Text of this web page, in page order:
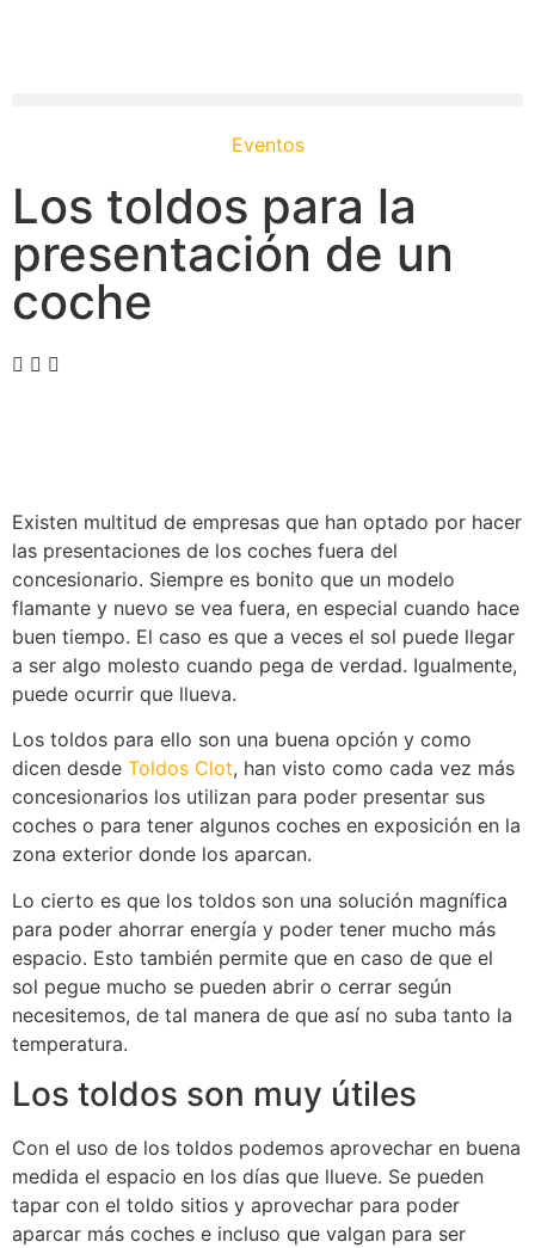
Eventos
Los toldos para la
presentación de un
coche
Existen multitud de empresas que han optado por hacer
las presentaciones de los coches fuera del
concesionario. Siempre es bonito que un modelo
flamante y nuevo se vea fuera, en especial cuando hace
buen tiempo. El caso es que a veces el sol puede llegar
a ser algo molesto cuando pega de verdad. Igualmente,
puede ocurrir que llueva.
Los toldos para ello son una buena opción y como
dicen desde Toldos Clot, han visto como cada vez más
concesionarios los utilizan para poder presentar sus
coches o para tener algunos coches en exposición en la
zona exterior donde los aparcan.
Lo cierto es que los toldos son una solución magnífica
para poder ahorrar energía y poder tener mucho más
espacio. Esto también permite que en caso de que el
sol pegue mucho se pueden abrir o cerrar según
necesitemos, de tal manera de que así no suba tanto la
temperatura.
Los toldos son muy útiles
Con el uso de los toldos podemos aprovechar en buena
medida el espacio en los días que llueve. Se pueden
tapar con el toldo sitios y aprovechar para poder
aparcar más coches e incluso que valgan para ser